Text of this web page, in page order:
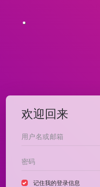
欢迎回来
记住我的登录信息